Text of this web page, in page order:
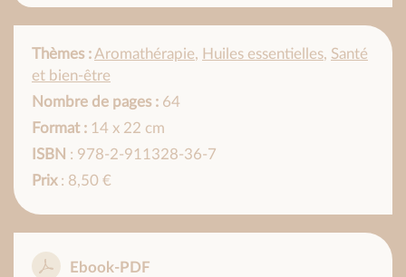
Thèmes :Aromathérapie, Huiles essentielles, Santé
et bien-être
Nombre de pages : 64
Format : 14 x 22 cm
ISBN : 978-2-911328-36-7
Prix: 8,50 €
Ebook-PDF